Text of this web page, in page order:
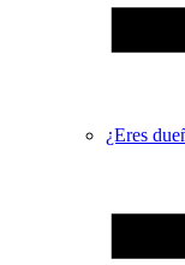
¿Eres